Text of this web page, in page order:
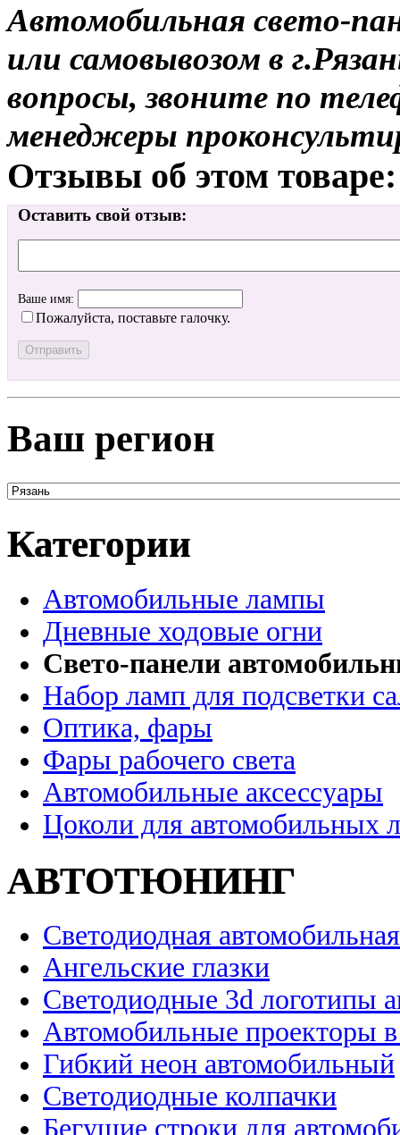
Автомобильная свето-
или самовывозом в
вопросы, звоните по
менеджеры
Отзывы об этом товаре:
Оставить свой отзыв:
Ваше имя:
Пожалуйста, поставьте галочку.
Ваш регион
Категории
Автомобильные лампы
Дневные ходовые огни
Свето-панели
Набор ламп для подсветки
Оптика, фары
Фары рабочего света
Автомобильные аксессуары
Цоколи для автомобильных
АВТОТЮНИНГ
Светодиодная
Ангельские глазки
Светодиодные 3d логотипы
Автомобильные проекторы
Гибкий неон автомобильный
Светодиодные колпачки
Бегущие строки для